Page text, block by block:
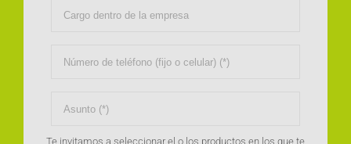
Te invitamos a seleccionar el o los productos en los que te